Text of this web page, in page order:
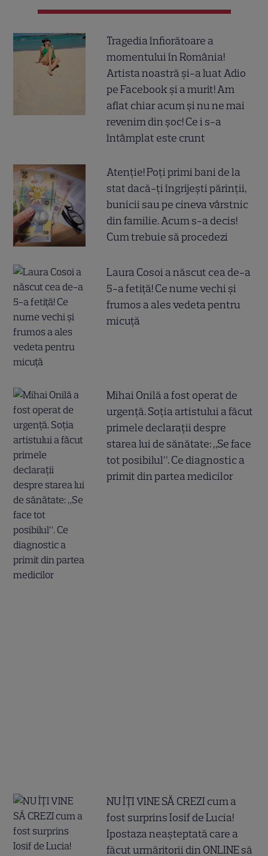
Tragedia înfiorătoare a
momentului în România!
Artista noastră și-a luat Adio
pe Facebook și a murit! Am
aflat chiar acum și nu ne mai
revenim din șoc! Ce i s-a
întâmplat este crunt
Atenție! Poți primi bani de la
stat dacă-ți îngrijești părinții,
bunicii sau pe cineva vârstnic
din familie. Acum s-a decis!
Cum trebuie să procedezi
Laura Cosoi a născut cea de-a
5-a fetiță! Ce nume vechi și
frumos a ales vedeta pentru
micuță
Mihai Onilă a fost operat de
urgență. Soția artistului a făcut
primele declarații despre
starea lui de sănătate: „Se face
tot posibilul”. Ce diagnostic a
primit din partea medicilor
NU ÎȚI VINE SĂ CREZI cum a
fost surprins Iosif de Lucia!
Ipostaza neașteptată care a
făcut urmăritorii din ONLINE să